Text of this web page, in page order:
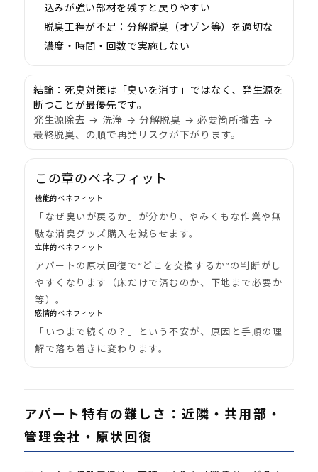
込みが強い部材を残すと戻りやすい
脱臭工程が不足：分解脱臭（オゾン等）を適切な
濃度・時間・回数で実施しない
結論：死臭対策は「臭いを消す」ではなく、 発生源を
断つことが最優先です。
発生源除去 → 洗浄 → 分解脱臭 → 必要箇所撤去 →
最終脱臭、の順で再発リスクが下がります。
この章のベネフィット
機能的ベネフィット
「なぜ臭いが戻るか」が分かり、やみくもな作業や無
駄な消臭グッズ購入を減らせます。
立体的ベネフィット
アパートの原状回復で“どこを交換するか”の判断がし
やすくなります（床だけで済むのか、下地まで必要か
等）。
感情的ベネフィット
「いつまで続くの？」という不安が、原因と手順の理
解で落ち着きに変わります。
アパート特有の難しさ：近隣・共用部・
管理会社・原状回復